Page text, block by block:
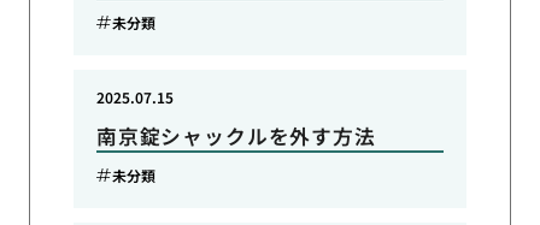
未分類
南京錠シャックルを外す方法
2025.07.15
未分類